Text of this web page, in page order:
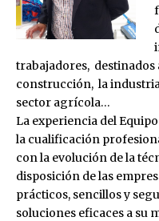
trabajadores,
construcción, la
sector agrícola…
La experiencia del
la cualificación
con la evolución de la
disposición de las
prácticos, sencillos y
soluciones eficaces a su